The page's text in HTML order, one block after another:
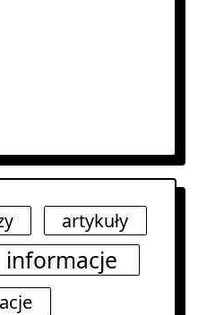
artykuły
informacje